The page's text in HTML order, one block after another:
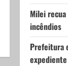
Milei
incêndios
Prefeitura